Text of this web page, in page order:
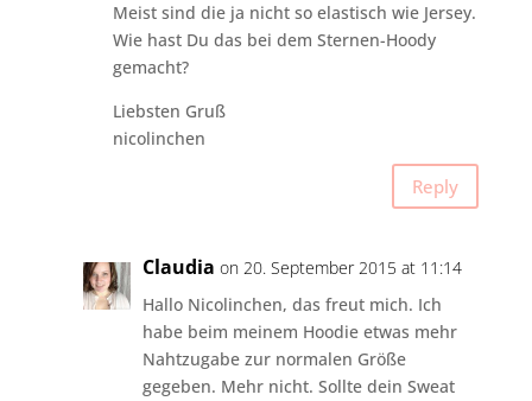
Meist sind die ja nicht so elastisch wie Jersey.
Wie hast Du das bei dem Sternen-Hoody
gemacht?
Liebsten Gruß
nicolinchen
Reply
Claudia on 20. September 2015 at 11:14
Hallo Nicolinchen, das freut mich. Ich
habe beim meinem Hoodie etwas mehr
Nahtzugabe zur normalen Größe
gegeben. Mehr nicht. Sollte dein Sweat